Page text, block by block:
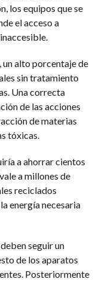
los equipos que se
el acceso a
un alto porcentaje de
sin tratamiento
Una correcta
de las acciones
de materias
tóxicas.
a ahorrar cientos
a millones de
reciclados
energía necesaria
seguir un
de los aparatos
Posteriormente